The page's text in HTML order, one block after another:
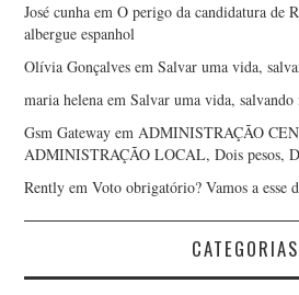
José cunha emO perigo da candidatura de
albergue espanhol
Olívia Gonçalves emSalvar uma vida,
maria helena emSalvar uma vida,
Gsm Gateway emADMINISTRAÇÃO
ADMINISTRAÇÃO LOCAL, Dois pesos,
Rently emVoto obrigatório? Vamos a esse
CATEGORIAS